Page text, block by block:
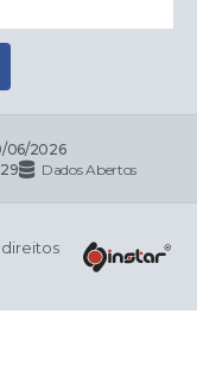
06/2026
Dados Abertos
direitos